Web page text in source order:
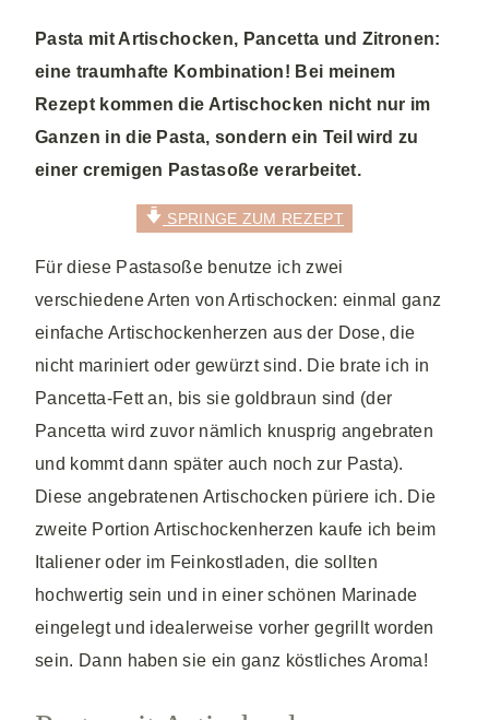
Pasta mit Artischocken, Pancetta und Zitronen:
eine traumhafte Kombination! Bei meinem
Rezept kommen die Artischocken nicht nur im
Ganzen in die Pasta, sondern ein Teil wird zu
einer cremigen Pastasoße verarbeitet.
SPRINGE ZUM REZEPT
Für diese Pastasoße benutze ich zwei
verschiedene Arten von Artischocken: einmal ganz
einfache Artischockenherzen aus der Dose, die
nicht mariniert oder gewürzt sind. Die brate ich in
Pancetta-Fett an, bis sie goldbraun sind (der
Pancetta wird zuvor nämlich knusprig angebraten
und kommt dann später auch noch zur Pasta).
Diese angebratenen Artischocken püriere ich. Die
zweite Portion Artischockenherzen kaufe ich beim
Italiener oder im Feinkostladen, die sollten
hochwertig sein und in einer schönen Marinade
eingelegt und idealerweise vorher gegrillt worden
sein. Dann haben sie ein ganz köstliches Aroma!